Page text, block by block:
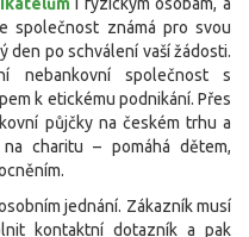
společnost známá pro svou
den po schválení vaší žádosti.
nebankovní společnost s
k etickému podnikání. Přes
půjčky na českém trhu a
charitu – pomáhá dětem,
jednání. Zákazník musí
kontaktní dotazník a pak